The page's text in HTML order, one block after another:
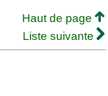
Haut de page
Liste suivante